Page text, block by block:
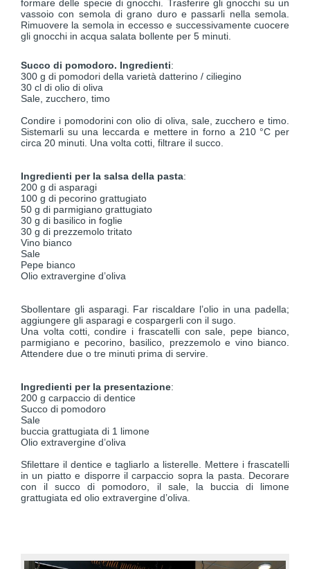
formare delle specie di gnocchi. Trasferire gli gnocchi su un
vassoio con semola di grano duro e passarli nella semola.
Rimuovere la semola in eccesso e successivamente cuocere
gli gnocchi in acqua salata bollente per 5 minuti.
Succo di pomodoro. Ingredienti:
300 g di pomodori della varietà datterino / ciliegino
30 cl di olio di oliva
Sale, zucchero, timo
Condire i pomodorini con olio di oliva, sale, zucchero e timo.
Sistemarli su una leccarda e mettere in forno a 210 °C per
circa 20 minuti. Una volta cotti, filtrare il succo.
Ingredienti per la salsa della pasta:
200 g di asparagi
100 g di pecorino grattugiato
50 g di parmigiano grattugiato
30 g di basilico in foglie
30 g di prezzemolo tritato
Vino bianco
Sale
Pepe bianco
Olio extravergine d’oliva
Sbollentare gli asparagi. Far riscaldare l’olio in una padella;
aggiungere gli asparagi e cospargerli con il sugo.
Una volta cotti, condire i frascatelli con sale, pepe bianco,
parmigiano e pecorino, basilico, prezzemolo e vino bianco.
Attendere due o tre minuti prima di servire.
Ingredienti per la presentazione:
200 g carpaccio di dentice
Succo di pomodoro
Sale
buccia grattugiata di 1 limone
Olio extravergine d’oliva
Sfilettare il dentice e tagliarlo a listerelle. Mettere i frascatelli
in un piatto e disporre il carpaccio sopra la pasta. Decorare
con il succo di pomodoro, il sale, la buccia di limone
grattugiata ed olio extravergine d’oliva.